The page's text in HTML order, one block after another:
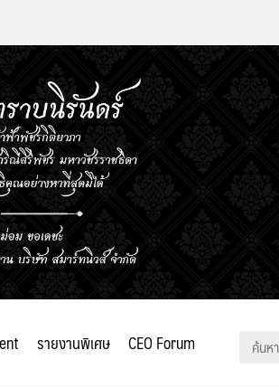
รายงานพิเศษ CEO Forum
ค้นหา